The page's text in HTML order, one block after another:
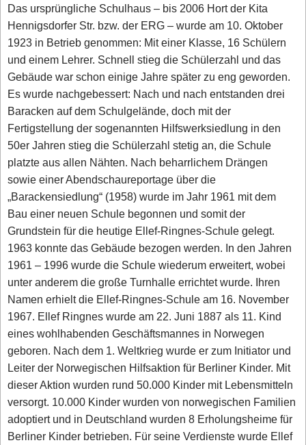
Das ursprüngliche Schulhaus – bis 2006 Hort der Kita
Hennigsdorfer Str. bzw. der ERG – wurde am 10. Oktober
1923 in Betrieb genommen: Mit einer Klasse, 16 Schülern
und einem Lehrer. Schnell stieg die Schülerzahl und das
Gebäude war schon einige Jahre später zu eng geworden.
Es wurde nachgebessert: Nach und nach entstanden drei
Baracken auf dem Schulgelände, doch mit der
Fertigstellung der sogenannten Hilfswerksiedlung in den
50er Jahren stieg die Schülerzahl stetig an, die Schule
platzte aus allen Nähten. Nach beharrlichem Drängen
sowie einer Abendschaureportage über die
„Barackensiedlung“ (1958) wurde im Jahr 1961 mit dem
Bau einer neuen Schule begonnen und somit der
Grundstein für die heutige Ellef-Ringnes-Schule gelegt.
1963 konnte das Gebäude bezogen werden. In den Jahren
1961 – 1996 wurde die Schule wiederum erweitert, wobei
unter anderem die große Turnhalle errichtet wurde. Ihren
Namen erhielt die Ellef-Ringnes-Schule am 16. November
1967. Ellef Ringnes wurde am 22. Juni 1887 als 11. Kind
eines wohlhabenden Geschäftsmannes in Norwegen
geboren. Nach dem 1. Weltkrieg wurde er zum Initiator und
Leiter der Norwegischen Hilfsaktion für Berliner Kinder. Mit
dieser Aktion wurden rund 50.000 Kinder mit Lebensmitteln
versorgt. 10.000 Kinder wurden von norwegischen Familien
adoptiert und in Deutschland wurden 8 Erholungsheime für
Berliner Kinder betrieben. Für seine Verdienste wurde Ellef